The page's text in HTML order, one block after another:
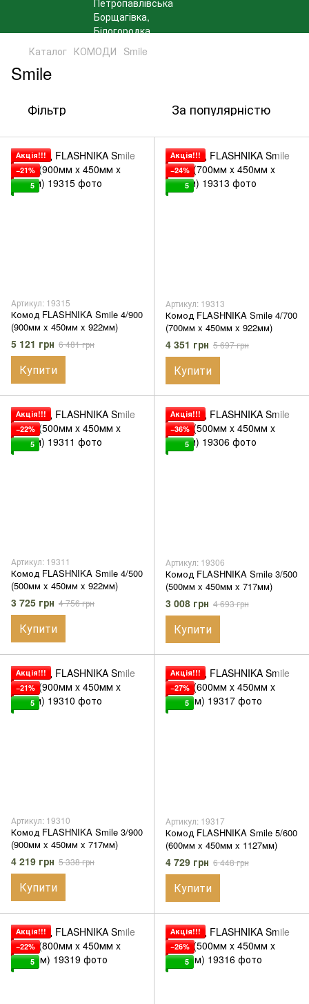
Каталог КОМОДИ Smile
Smile
Фільтр За популярністю
Акція!!!
−21%
5
Артикул: 19315
Комод FLASHNIKA Smile 4/900
(900мм x 450мм x 922мм)
5 121 грн 6 481 грн
Купити
Акція!!!
−24%
5
Артикул: 19313
Комод FLASHNIKA Smile 4/700
(700мм x 450мм x 922мм)
4 351 грн 5 697 грн
Купити
Акція!!!
−22%
5
Артикул: 19311
Комод FLASHNIKA Smile 4/500
(500мм x 450мм x 922мм)
3 725 грн 4 756 грн
Купити
Акція!!!
−36%
5
Артикул: 19306
Комод FLASHNIKA Smile 3/500
(500мм x 450мм x 717мм)
3 008 грн 4 693 грн
Купити
Акція!!!
−21%
5
Артикул: 19310
Комод FLASHNIKA Smile 3/900
(900мм x 450мм x 717мм)
4 219 грн 5 338 грн
Купити
Акція!!!
−27%
5
Артикул: 19317
Комод FLASHNIKA Smile 5/600
(600мм x 450мм x 1127мм)
4 729 грн 6 448 грн
Купити
Акція!!!
−22%
5
Акція!!!
−26%
5